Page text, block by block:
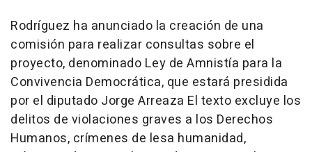
Rodríguez ha anunciado la creación de una
comisión para realizar consultas sobre el
proyecto, denominado Ley de Amnistía para la
Convivencia Democrática, que estará presidida
por el diputado Jorge Arreaza El texto excluye los
delitos de violaciones graves a los Derechos
Humanos, crímenes de lesa humanidad,